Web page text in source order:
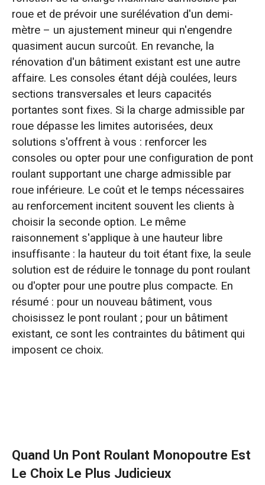
roue et de prévoir une surélévation d'un demi-
mètre – un ajustement mineur qui n'engendre
quasiment aucun surcoût. En revanche, la
rénovation d'un bâtiment existant est une autre
affaire. Les consoles étant déjà coulées, leurs
sections transversales et leurs capacités
portantes sont fixes. Si la charge admissible par
roue dépasse les limites autorisées, deux
solutions s'offrent à vous : renforcer les
consoles ou opter pour une configuration de pont
roulant supportant une charge admissible par
roue inférieure. Le coût et le temps nécessaires
au renforcement incitent souvent les clients à
choisir la seconde option. Le même
raisonnement s'applique à une hauteur libre
insuffisante : la hauteur du toit étant fixe, la seule
solution est de réduire le tonnage du pont roulant
ou d'opter pour une poutre plus compacte. En
résumé : pour un nouveau bâtiment, vous
choisissez le pont roulant ; pour un bâtiment
existant, ce sont les contraintes du bâtiment qui
imposent ce choix.
Quand Un Pont Roulant Monopoutre Est
Le Choix Le Plus Judicieux